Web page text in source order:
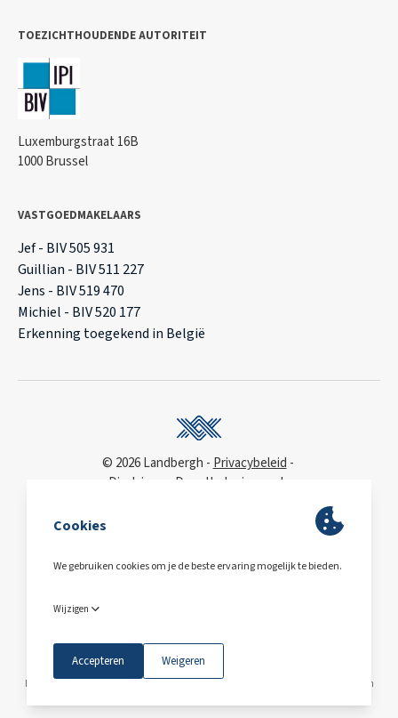
TOEZICHTHOUDENDE AUTORITEIT
Luxemburgstraat 16B
1000 Brussel
VASTGOEDMAKELAARS
Jef - BIV 505 931
Guillian - BIV 511 227
Jens - BIV 519 470
Michiel - BIV 520 177
Erkenning toegekend in België
© 2026 Landbergh
Privacybeleid
Disclaimer
Deonthologie van de
toegankelijkheidsverklaring
BE0563.607.810
Maps © Mapbox © OpenStreetMap
Deze site wordt beschermd door reCAPTCHA en